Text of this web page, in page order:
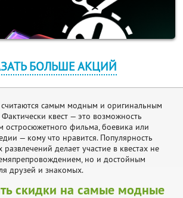
БОЛЬШЕ АКЦИЙ
считаются самым модным и оригинальным
квест — это возможность
остросюжетного фильма, боевика или
— кому что нравится. Популярность
делает участие в квестах не
но и достойным
друзей и знакомых.
скидки на самые модные